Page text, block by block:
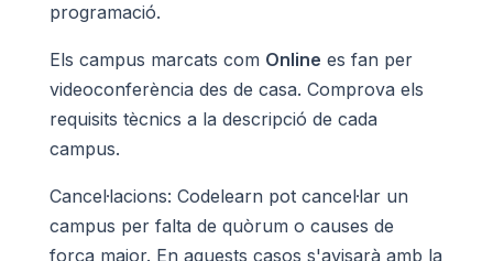
programació.
Els campus marcats com Online es fan per
videoconferència des de casa. Comprova els
requisits tècnics a la descripció de cada
campus.
Cancel·lacions: Codelearn pot cancel·lar un
campus per falta de quòrum o causes de
força major. En aquests casos s'avisarà amb la